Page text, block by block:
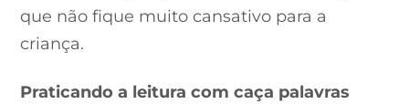
que não fique muito cansativo para a
criança.
Praticando a leitura com caça palavras